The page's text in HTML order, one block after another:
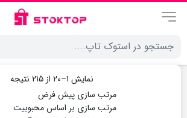
نمایش 1–20 از 215 نتیجه